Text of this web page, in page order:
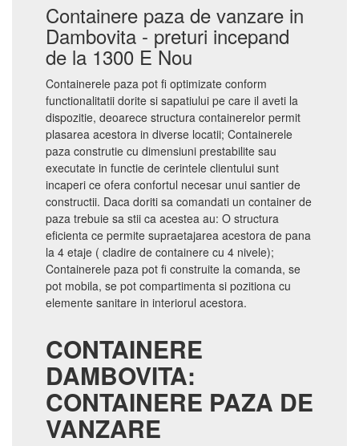
Containere paza de vanzare in
Dambovita - preturi incepand
de la 1300 E Nou
Containerele paza pot fi optimizate conform
functionalitatii dorite si sapatiului pe care il aveti la
dispozitie, deoarece structura containerelor permit
plasarea acestora in diverse locatii; Containerele
paza construtie cu dimensiuni prestabilite sau
executate in functie de cerintele clientului sunt
incaperi ce ofera confortul necesar unui santier de
constructii. Daca doriti sa comandati un container de
paza trebuie sa stii ca acestea au: O structura
eficienta ce permite supraetajarea acestora de pana
la 4 etaje ( cladire de containere cu 4 nivele);
Containerele paza pot fi construite la comanda, se
pot mobila, se pot compartimenta si pozitiona cu
elemente sanitare in interiorul acestora.
CONTAINERE
DAMBOVITA:
CONTAINERE PAZA DE
VANZARE